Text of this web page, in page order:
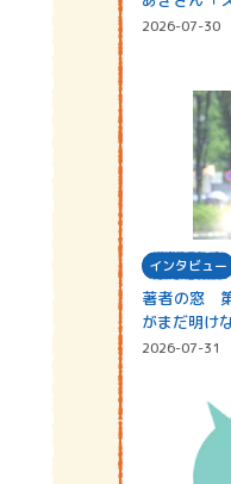
ドキャスト…
2026-07-30
インタビュー
著者の窓
がまだ明け
2026-07-31